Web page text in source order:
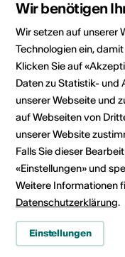
Wir benötigen
Wir setzen auf unserer
Technologien ein,
Klicken Sie auf
Daten zu Statistik- und
unserer Webseite und
auf Webseiten von
unserer Website
Falls Sie dieser
«Einstellungen» und
Weitere Informationen
Datenschutzerklärung.
Einstellungen